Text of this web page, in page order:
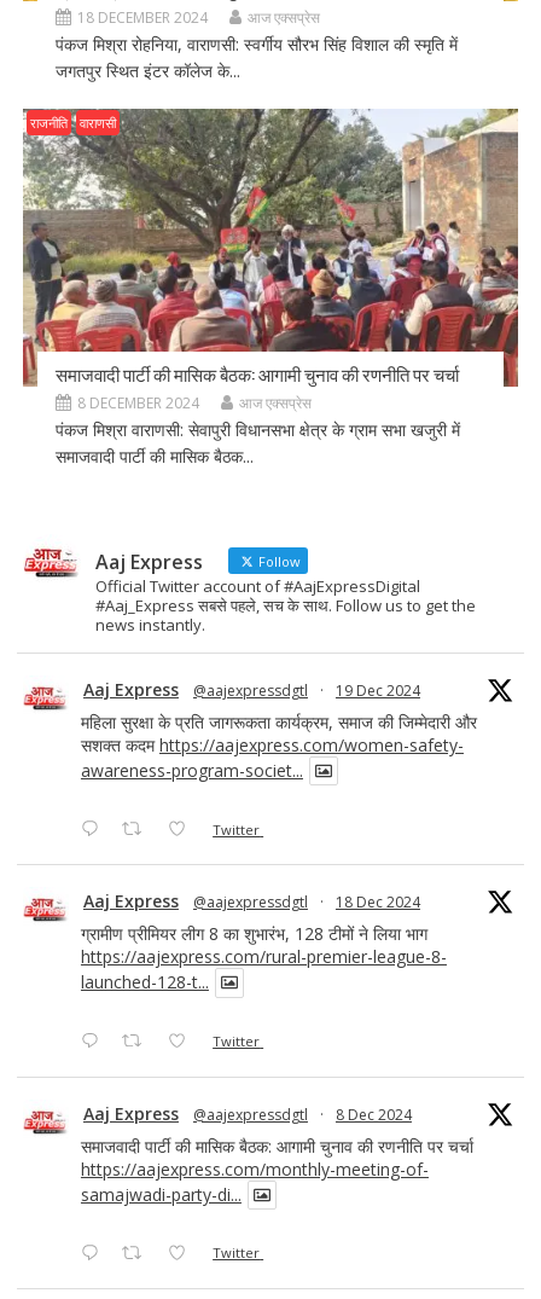
18 DECEMBER 2024 आज एक्सप्रेस
पंकज मिश्रा रोहनिया, वाराणसी: स्वर्गीय सौरभ सिंह विशाल की स्मृति में
जगतपुर स्थित इंटर कॉलेज के...
राजनीति वाराणसी
समाजवादी पार्टी की मासिक बैठक: आगामी चुनाव की रणनीति पर चर्चा
8 DECEMBER 2024 आज एक्सप्रेस
पंकज मिश्रा वाराणसी: सेवापुरी विधानसभा क्षेत्र के ग्राम सभा खजुरी में
समाजवादी पार्टी की मासिक बैठक...
Aaj Express Follow
Official Twitter account of #AajExpressDigital
#Aaj_Express सबसे पहले, सच के साथ. Follow us to get the
news instantly.
Aaj Express @aajexpressdgtl · 19 Dec 2024
महिला सुरक्षा के प्रति जागरूकता कार्यक्रम, समाज की जिम्मेदारी और
सशक्त कदमhttps://aajexpress.com/women-safety-
awareness-program-societ...
Twitter
Aaj Express @aajexpressdgtl · 18 Dec 2024
ग्रामीण प्रीमियर लीग 8 का शुभारंभ, 128 टीमों ने लिया भाग
https://aajexpress.com/rural-premier-league-8-
launched-128-t...
Twitter
Aaj Express @aajexpressdgtl · 8 Dec 2024
समाजवादी पार्टी की मासिक बैठक: आगामी चुनाव की रणनीति पर चर्चा
https://aajexpress.com/monthly-meeting-of-
samajwadi-party-di...
Twitter